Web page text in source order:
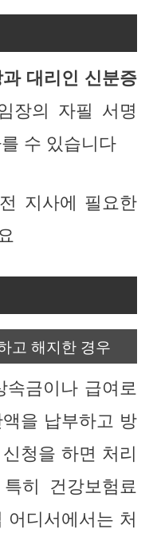
대리인 신분증
장의 자필 서명
수 있습니다
지사에 필요한
고 해지한 경우
금이나 급여로
을 납부하고 방
청을 하면 처리
히 건강보험료
어디서에서는 처